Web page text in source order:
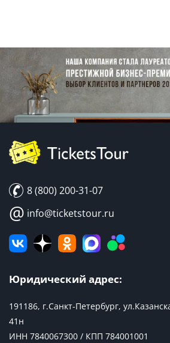
8 (800) 200-31-07
@ info@ticketstour.ru
Юридический адрес:
191186, г.Санкт-Петербург,
41н
ИНН 7840067300 / КПП 784001001